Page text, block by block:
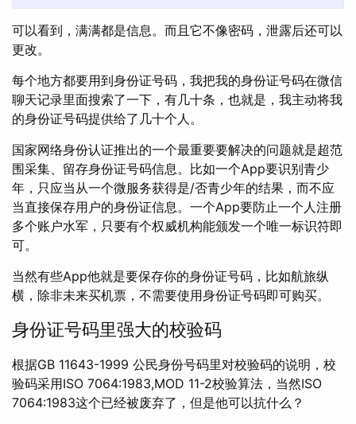
可以看到，满满都是信息。而且它不像密码，泄露后还可以
更改。
每个地方都要用到身份证号码，我把我的身份证号码在微信
聊天记录里面搜索了一下，有几十条，也就是，我主动将我
的身份证号码提供给了几十个人。
国家网络身份认证推出的一个最重要要解决的问题就是超范
围采集、留存身份证号码信息。比如一个App要识别青少
年，只应当从一个微服务获得是/否青少年的结果，而不应
当直接保存用户的身份证信息。一个App要防止一个人注册
多个账户水军，只要有个权威机构能颁发一个唯一标识符即
可。
当然有些App他就是要保存你的身份证号码，比如航旅纵
横，除非未来买机票，不需要使用身份证号码即可购买。
身份证号码里强大的校验码
根据GB 11643-1999 公民身份号码里对校验码的说明，校
验码采用ISO 7064:1983,MOD 11-2校验算法，当然ISO
7064:1983这个已经被废弃了，但是他可以抗什么？